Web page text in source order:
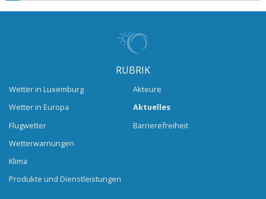
RUBRIK
Wetter in Luxemburg
Wetter in Europa
Flugwetter
Wetterwarnungen
Klima
Produkte und Dienstleistungen
Akteure
Aktuelles
Barrierefreiheit